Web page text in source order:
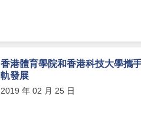
香港體育學院和香港科技大學攜
軌發展
2019 年 02 月 25 日